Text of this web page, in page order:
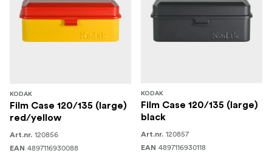
KODAK
Film Case 120/135 (large)
red/yellow
Art.nr. 120856
EAN 4897116930088
KODAK
Film Case 120/135 (large)
black
Art.nr. 120857
EAN 4897116930118